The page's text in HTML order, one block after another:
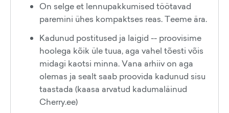
On selge et lennupakkumised töötavad
paremini ühes kompaktses reas. Teeme ära.
Kadunud postitused ja laigid -- proovisime
hoolega kõik üle tuua, aga vahel tõesti võis
midagi kaotsi minna. Vana arhiiv on aga
olemas ja sealt saab proovida kadunud sisu
taastada (kaasa arvatud kadumaläinud
Cherry.ee)